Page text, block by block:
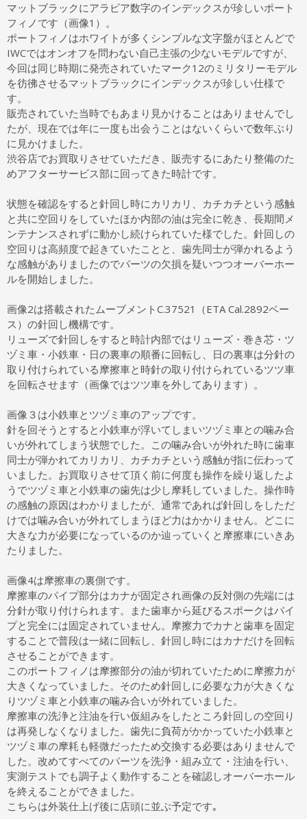
マットブラックにアラビア数字のインデックスが珍しいポート
フィノです（画像1）。
ポートフィノはホワイトが多くシンプルな文字盤がほとんどで
IWCではオンオフを問わない自己主張の少ないモデルですが、
今回は同じ時期に発売されていたマーク12のミリタリーモデル
を彷彿させるマットブラックにインデックスが珍しい仕様で
す。
販売されていた当時でもあまり見かけることはありませんでし
たが、現在では年に一度も出会うことはないくらいで数年ぶり
に見かけました。
渋谷店でお買取りさせていただき、販売するにあたり整備のた
めアフターサービス部に回ってきた時計です。
状態を確認をすると針回し時にカリカリ、カチカチという感触
と共に空回りをしていたほか内部の油は完全に乾き、長期間メ
ンテナンスされずに動かし続けられていた様でした。針回しの
空回りは高頻度で起きていたことと、歯先同士が弾かれるよう
な感触がありましたのでパーツの欠損を疑いつつオーバーホー
ルを開始しました。
画像2は搭載されたムーブメントC.37521（ETA Cal.2892ベー
ス）の針回し機構です。
リューズで針回しをすると時計内部ではリューズ・巻き芯・ツ
ヅミ車・小鉄車・日の裏車の順番に回転し、日の裏車は分針の
取り付けられている摩擦車と時針の取り付けられているツツ車
を回転させます（画像ではツツ車を外してあります）。
画像３は小鉄車とツヅミ車のアップです。
針を回そうとすると小鉄車が浮いてしまいツヅミ車との噛み合
いが外れてしまう状態でした。この噛み合いが外れた時に歯車
同士が弾かれてカリカリ、カチカチという感触が指に伝わって
いました。お買取りさせて頂く前に何度も操作を繰り返したよ
うでツヅミ車と小鉄車の歯先は少し摩耗していました。操作時
の感触の原因はわかりましたが、通常であれば針回しをしただ
けでは噛み合いが外れてしまうほど力はかかりません。どこに
大きな力が必要になっているのか辿っていくと摩擦車にいきあ
たりました。
画像4は摩擦車の裏側です。
摩擦車のパイプ部分はカナが固定され画像の反対側の先端には
分針が取り付けられます。また歯車から延びるスポークはパイ
プと完全には固定されていません。摩擦力でカナと歯車を固定
することで普段は一緒に回転し、針回し時にはカナだけを回転
させることができます。
このポートフィノは摩擦部分の油が切れていたために摩擦力が
大きくなっていました。そのため針回しに必要な力が大きくな
りツヅミ車と小鉄車の噛み合いが外れていました。
摩擦車の洗浄と注油を行い仮組みをしたところ針回しの空回り
は再発しなくなりました。歯先に負荷がかかっていた小鉄車と
ツヅミ車の摩耗も軽微だったため交換する必要はありませんで
した。改めてすべてのパーツを洗浄・組み立て・注油を行い、
実測テストでも調子よく動作することを確認しオーバーホール
を終えることができました。
こちらは外装仕上げ後に店頭に並ぶ予定です｡